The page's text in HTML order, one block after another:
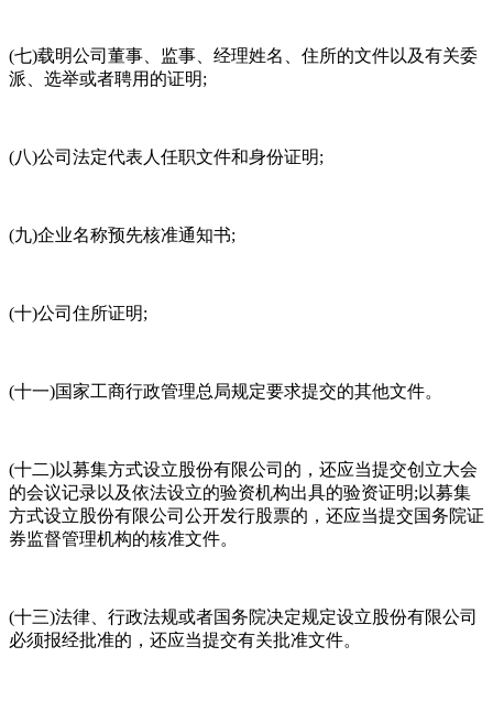
(七)载明公司董事、监事、经理姓名、住所的文件以及有关委
派、选举或者聘用的证明;
(八)公司法定代表人任职文件和身份证明;
(九)企业名称预先核准通知书;
(十)公司住所证明;
(十一)国家工商行政管理总局规定要求提交的其他文件。
(十二)以募集方式设立股份有限公司的，还应当提交创立大会
的会议记录以及依法设立的验资机构出具的验资证明;以募集
方式设立股份有限公司公开发行股票的，还应当提交国务院证
券监督管理机构的核准文件。
(十三)法律、行政法规或者国务院决定规定设立股份有限公司
必须报经批准的，还应当提交有关批准文件。